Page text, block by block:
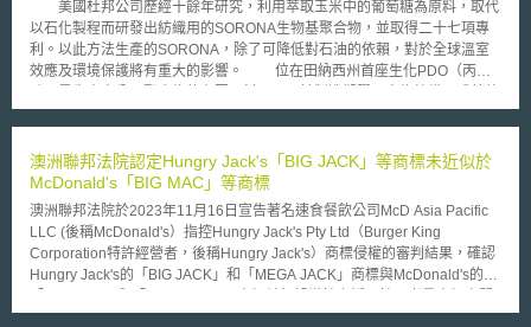
美國杜邦公司歷經十餘年研究，利用萃取玉米中的葡萄糖為原料，取代
以石化製程而研發出紡織用的SORONA生物基聚合物，並取得二十七項專
利。以此方法生產的SORONA，除了可降低對石油的依賴，對於全球溫室
效應及環境保護將有重大的影響。 位在田納西州首座生化PDO（丙二
產品 ）明年三月正式投入生產後，將前進亞洲設置第二座PDO廠，並尋求
鷺紡織等十家大廠使用。
澳洲聯邦法院認定Hungry Jack's「BIG JACK」等商標未近似於
McDonald's「BIG MAC」等商標
澳洲聯邦法院於2023年11月16日宣告著名速食餐飲公司McD Asia Pacific
LLC (後稱McDonald's）指控Hungry Jack's Pty Ltd（Burger King
Corporation特許經營者，後稱Hungry Jack's）商標侵權的審判結果，確認
Hungry Jack's的「BIG JACK」和「MEGA JACK」商標與McDonald's的
的外觀、發音和含義等具有顯著性差異且能夠避免對消費者造成混淆，而判